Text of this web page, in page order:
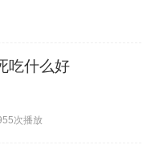
吃什么好
次播放